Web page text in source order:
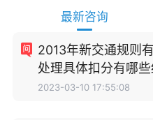
最新咨询
2013年新交通规则
处理具体扣分有哪些
2023-03-10 17:55:08